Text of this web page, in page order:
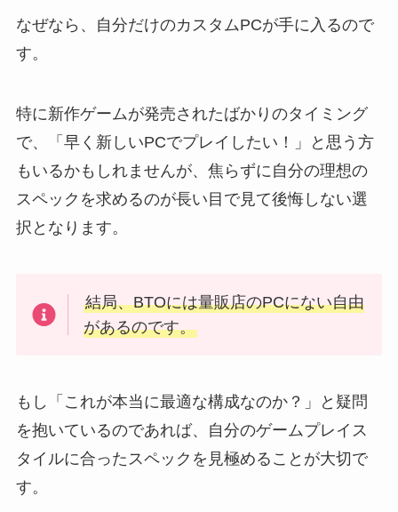
なぜなら、自分だけのカスタムPCが手に入るので
す。
特に新作ゲームが発売されたばかりのタイミング
で、「早く新しいPCでプレイしたい！」と思う方
もいるかもしれませんが、焦らずに自分の理想の
スペックを求めるのが長い目で見て後悔しない選
択となります。
結局、BTOには量販店のPCにない自由
があるのです。
もし「これが本当に最適な構成なのか？」と疑問
を抱いているのであれば、自分のゲームプレイス
タイルに合ったスペックを見極めることが大切で
す。